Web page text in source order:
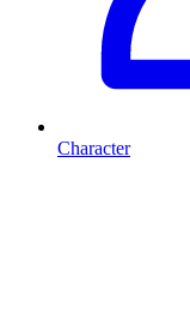
Character